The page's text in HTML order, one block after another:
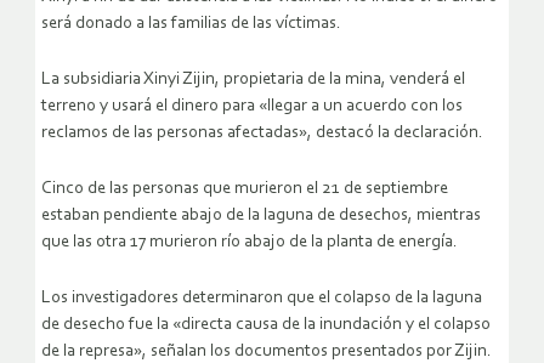
será donado a las familias de las víctimas.
La subsidiaria Xinyi Zijin, propietaria de la mina, venderá el
terreno y usará el dinero para «llegar a un acuerdo con los
reclamos de las personas afectadas», destacó la declaración.
Cinco de las personas que murieron el 21 de septiembre
estaban pendiente abajo de la laguna de desechos, mientras
que las otra 17 murieron río abajo de la planta de energía.
Los investigadores determinaron que el colapso de la laguna
de desecho fue la «directa causa de la inundación y el colapso
de la represa», señalan los documentos presentados por Zijin.